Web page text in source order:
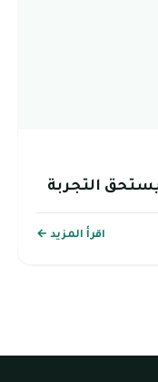
التجربة
اقرأ المزيد ←